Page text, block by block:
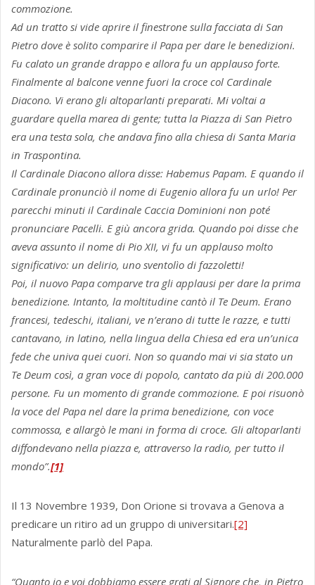
commozione.
Ad un tratto si vide aprire il finestrone sulla facciata di San
Pietro dove è solito comparire il Papa per dare le benedizioni.
Fu calato un grande drappo e allora fu un applauso forte.
Finalmente al balcone venne fuori la croce col Cardinale
Diacono. Vi erano gli altoparlanti preparati. Mi voltai a
guardare quella marea di gente; tutta la Piazza di San Pietro
era una testa sola, che andava fino alla chiesa di Santa Maria
in Traspontina.
Il Cardinale Diacono allora disse: Habemus Papam. E quando il
Cardinale pronunciò il nome di Eugenio allora fu un urlo! Per
parecchi minuti il Cardinale Caccia Dominioni non poté
pronunciare Pacelli. E giù ancora grida. Quando poi disse che
aveva assunto il nome di Pio XII, vi fu un applauso molto
significativo: un delirio, uno sventolìo di fazzoletti!
Poi, il nuovo Papa comparve tra gli applausi per dare la prima
benedizione. Intanto, la moltitudine cantò il Te Deum. Erano
francesi, tedeschi, italiani, ve n’erano di tutte le razze, e tutti
cantavano, in latino, nella lingua della Chiesa ed era un’unica
fede che univa quei cuori. Non so quando mai vi sia stato un
Te Deum così, a gran voce di popolo, cantato da più di 200.000
persone. Fu un momento di grande commozione. E poi risuonò
la voce del Papa nel dare la prima benedizione, con voce
commossa, e allargò le mani in forma di croce. Gli altoparlanti
diffondevano nella piazza e, attraverso la radio, per tutto il
mondo”.[1]
Il 13 Novembre 1939, Don Orione si trovava a Genova a
predicare un ritiro ad un gruppo di universitari.[2]
Naturalmente parlò del Papa.
“Quanto io e voi dobbiamo essere grati al Signore che, in Pietro